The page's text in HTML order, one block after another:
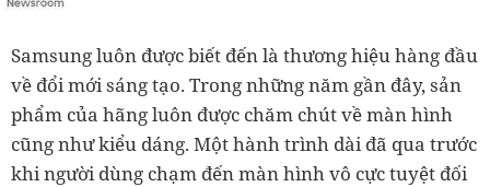
Samsung luôn được biết đến là thương hiệu hàng đầu
về đổi mới sáng tạo. Trong những năm gần đây, sản
phẩm của hãng luôn được chăm chút về màn hình
cũng như kiểu dáng. Một hành trình dài đã qua trước
khi người dùng chạm đến màn hình vô cực tuyệt đối